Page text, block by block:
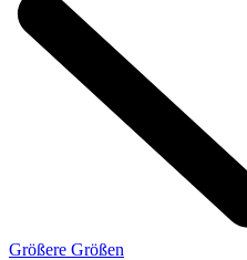
Größere Größen